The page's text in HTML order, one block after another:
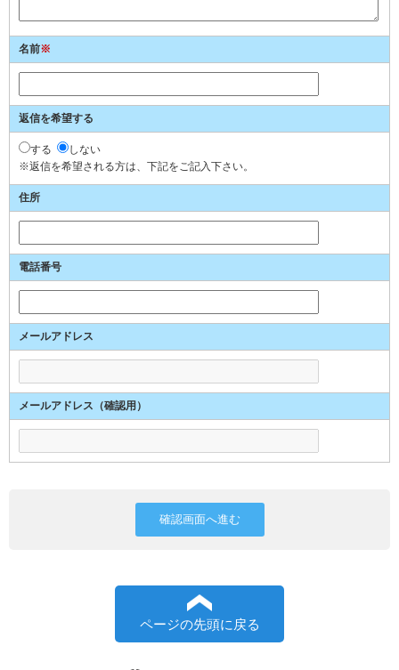
名前※
返信を希望する
する
しない
※返信を希望される方は、下記をご記入下さい。
住所
電話番号
メールアドレス
メールアドレス（確認用）
ページの先頭に戻る